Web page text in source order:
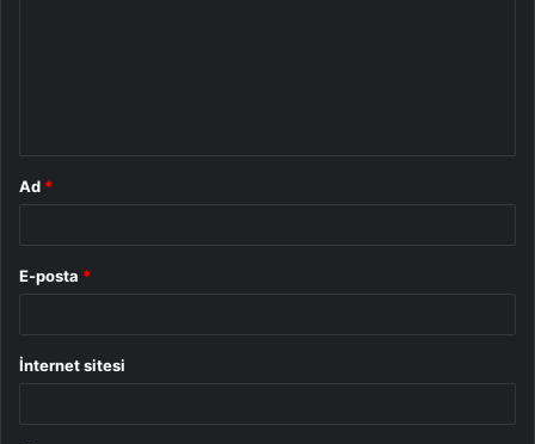
Ad *
E-posta *
İnternet sitesi